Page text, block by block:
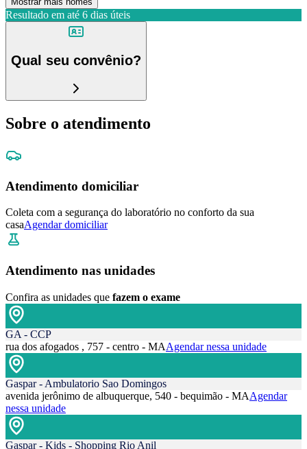
Resultado em até 6 dias úteis
Qual seu convênio?
Sobre o atendimento
Atendimento domiciliar
Coleta com a segurança do laboratório no conforto da sua
casaAgendar domiciliar
Atendimento nas unidades
Confira as unidades que fazem o exame
GA - CCP
rua dos afogados , 757 - centro - MAAgendar nessa unidade
Gaspar - Ambulatorio Sao Domingos
avenida jerônimo de albuquerque, 540 - bequimão - MAAgendar
nessa unidade
Gaspar - Kids - Shopping Rio Anil